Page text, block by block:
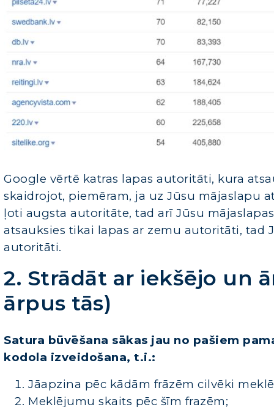
Google vērtē katras lapas autoritāti, kura
skaidrojot, piemēram, ja uz Jūsu mājaslapu
ļoti augsta autoritāte, tad arī Jūsu
atsauksies tikai lapas ar zemu autoritāti,
autoritāti.
2. Strādāt ar iekšējo un
ārpus tās)
Satura būvēšana sākas jau no pašiem
kodola izveidošana, t.i.:
Jāapzina pēc kādām frāzēm cilvēki
Meklējumu skaits pēc šīm frazēm;